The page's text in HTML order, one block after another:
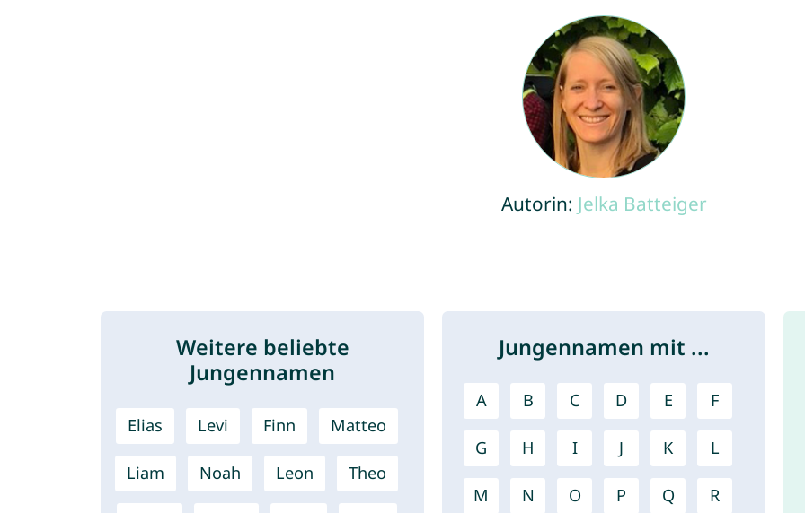
Autorin: Jelka Batteiger
Weitere beliebte
Jungennamen
Elias Levi Finn Matteo
Liam Noah Leon Theo
Jungennamen mit ...
A B C D E F
G H I J K L
M N O P Q R